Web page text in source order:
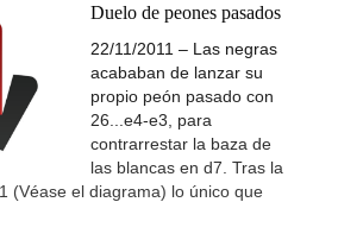
Duelo de peones pasados
22/11/2011 – Las negras
acababan de lanzar su
propio peón pasado con
26...e4-e3, para
contrarrestar la baza de
las blancas en d7. Tras la
(Véase el diagrama) lo único que